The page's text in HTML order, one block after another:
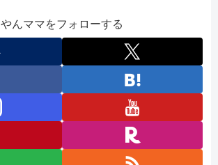
やんママをフォローする